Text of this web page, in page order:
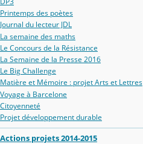
Printemps des poètes
Journal du lecteur JDL
La semaine des maths
Le Concours de la Résistance
La Semaine de la Presse 2016
Le Big Challenge
Matière et Mémoire : projet Arts et Lettres
Voyage à Barcelone
Citoyenneté
Projet développement durable
Actions projets 2014-2015